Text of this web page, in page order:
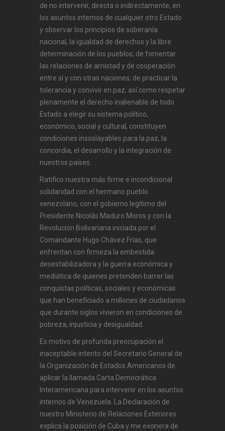
de no intervenir, directa o indirectamente, en
los asuntos internos de cualquier otro Estado
y observar los principios de soberanía
nacional, la igualdad de derechos y la libre
determinación de los pueblos; de fomentar
las relaciones de amistad y de cooperación
entre sí y con otras naciones; de practicar la
tolerancia y convivir en paz, así como respetar
plenamente el derecho inalienable de todo
Estado a elegir su sistema político,
económico, social y cultural, constituyen
condiciones insoslayables para la paz, la
concordia, el desarrollo y la integración de
nuestros países.
Ratifico nuestra más firme e incondicional
solidaridad con el hermano pueblo
venezolano, con el gobierno legítimo del
Presidente Nicolás Maduro Moros y con la
Revolución Bolivariana iniciada por el
Comandante Hugo Chávez Frías, que
enfrentan con firmeza la embestida
desestabilizadora y la guerra económica y
mediática de quienes pretenden barrer las
conquistas políticas, sociales y económicas
que han beneficiado a millones de ciudadanos
que durante siglos vivieron en condiciones de
pobreza, injusticia y desigualdad.
Es motivo de profunda preocupación el
inaceptable intento del Secretario General de
la Organización de Estados Americanos de
aplicar la llamada Carta Democrática
Interamericana para intervenir en los asuntos
internos de Venezuela. La Declaración de
nuestro Ministerio de Relaciones Exteriores
explica la posición de Cuba y me exonera de